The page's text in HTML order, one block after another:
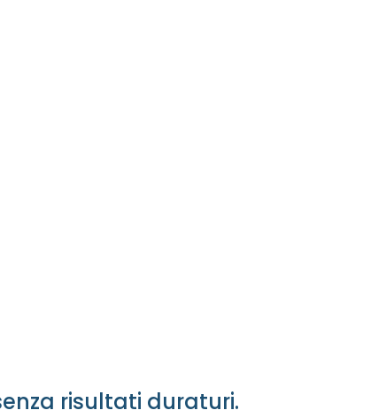
risultati duraturi.